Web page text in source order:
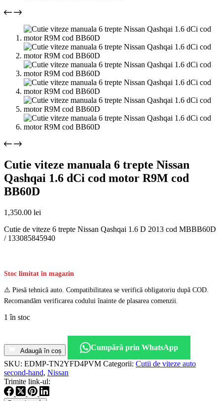
Cutie viteze manuala 6 trepte Nissan
Qashqai 1.6 dCi cod motor R9M cod
BB60D
1,350.00 lei
Cutie de viteze 6 trepte Nissan Qashqai 1.6 D 2013 cod MBBB60D
/ 133085845940
Stoc limitat în magazin
⚠️ Piesă tehnică auto. Compatibilitatea se verifică obligatoriu după COD.
Recomandăm verificarea codului înainte de plasarea comenzii.
1 în stoc
Cutie
viteze
manuala
6
trepte
Nissan
Qashqai
Adaugă în coș
Cumpără prin WhatsApp
SKU: EDMP-TN2YFD4PVM Categorii: Cutii de viteze auto
second-hand, Nissan
Trimite link-ul: